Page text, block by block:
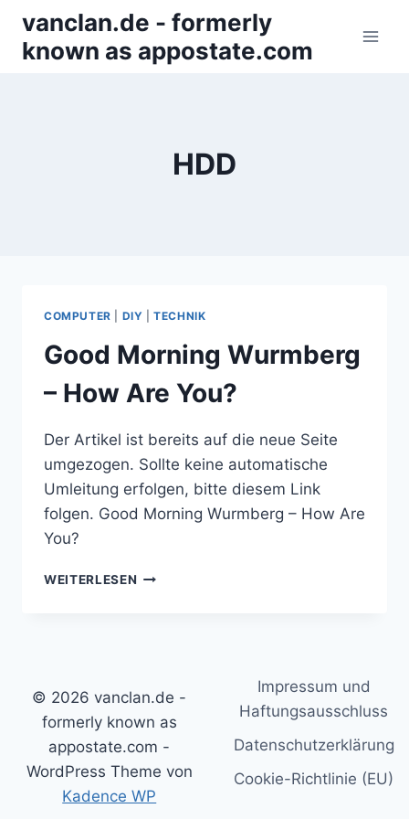
Inhalt
springen
vanclan.de - formerly
known as appostate.com
HDD
COMPUTER DIY |TECHNIK
Good Morning Wurmberg
– How Are You?
Der Artikel ist bereits auf die neue Seite
umgezogen. Sollte keine automatische
Umleitung erfolgen, bitte diesem Link
folgen. Good Morning Wurmberg – How Are
You?
WEITERLESEN GOOD
YOU?
© 2026 vanclan.de -
formerly known as
appostate.com -
WordPress Theme von
Kadence WP
Impressum und
Haftungsausschluss
Datenschutzerklärung
Cookie-Richtlinie (EU)